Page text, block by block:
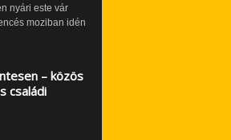
nyári este vár
moziban idén
– közös
családi